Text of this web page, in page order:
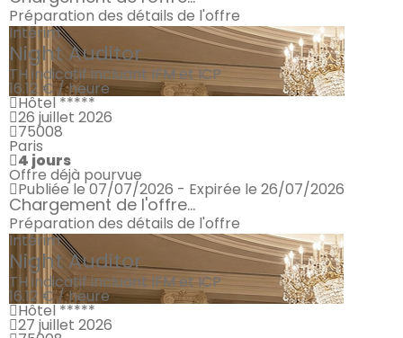
Préparation des détails de l'offre
Intérim
Night Auditor
TH indicatif incluant IFM et ICP
16.12 € / heure
Hôtel *****
26 juillet 2026
75008
Paris
4 jours
Offre déjà pourvue
Publiée le 07/07/2026 - Expirée le 26/07/2026
Chargement de l'offre...
Préparation des détails de l'offre
Intérim
Night Auditor
TH indicatif incluant IFM et ICP
16.12 € / heure
Hôtel *****
27 juillet 2026